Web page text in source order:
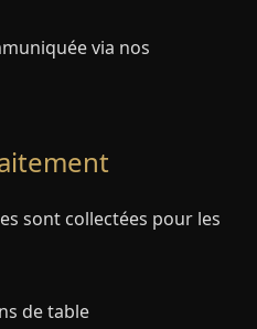
via nos
sont collectées pour les
de table